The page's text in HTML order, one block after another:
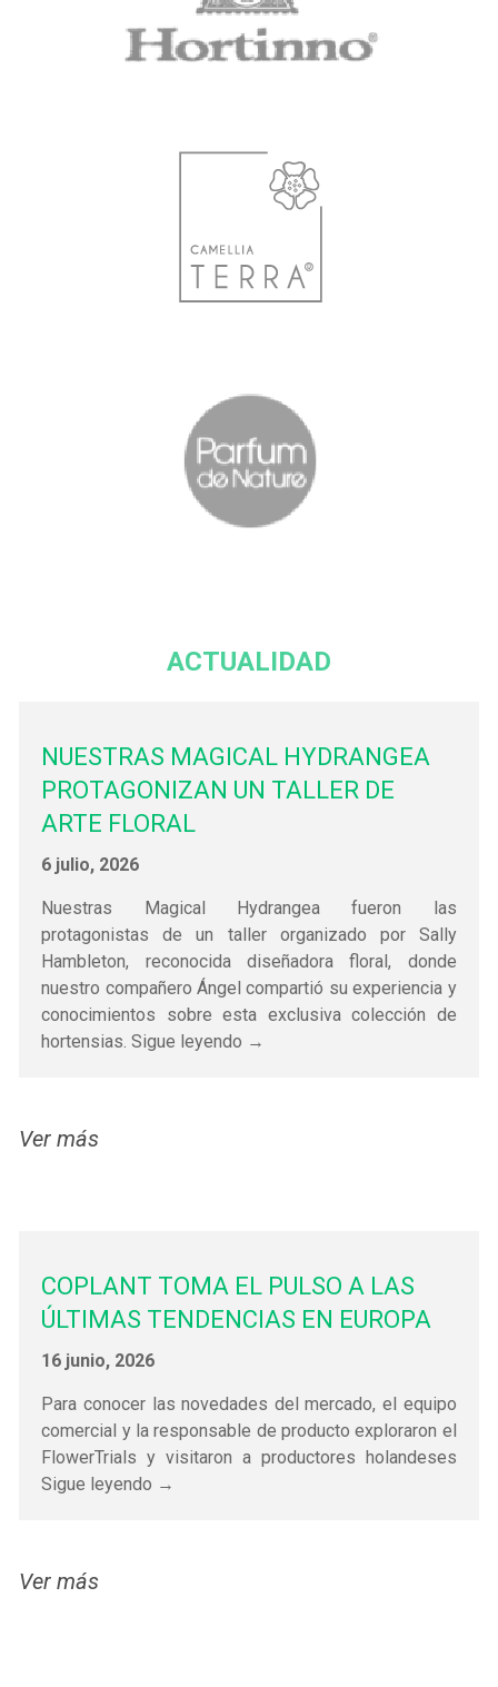
ACTUALIDAD
NUESTRAS MAGICAL HYDRANGEA
PROTAGONIZAN UN TALLER DE
ARTE FLORAL
6 julio, 2026
Nuestras Magical Hydrangea fueron las
protagonistas de un taller organizado por Sally
Hambleton, reconocida diseñadora floral, donde
nuestro compañero Ángel compartió su experiencia y
conocimientos sobre esta exclusiva colección de
hortensias. Sigue leyendo →
Ver más
COPLANT TOMA EL PULSO A LAS
ÚLTIMAS TENDENCIAS EN EUROPA
16 junio, 2026
Para conocer las novedades del mercado, el equipo
comercial y la responsable de producto exploraron el
FlowerTrials y visitaron a productores holandeses
Sigue leyendo →
Ver más